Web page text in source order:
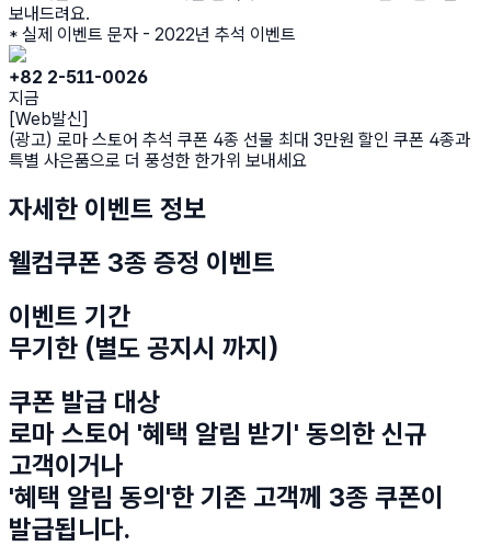
보내드려요.
* 실제 이벤트 문자 - 2022년 추석 이벤트
+82 2-511-0026
지금
[Web발신]
(광고) 로마 스토어 추석 쿠폰 4종 선물 최대 3만원 할인 쿠폰 4종과
특별 사은품으로 더 풍성한 한가위 보내세요
자세한 이벤트 정보
웰컴쿠폰 3종 증정 이벤트
이벤트 기간
무기한 (별도 공지시 까지)
쿠폰 발급 대상
로마 스토어 '혜택 알림 받기' 동의한 신규
고객이거나
'혜택 알림 동의'한 기존 고객께 3종 쿠폰이
발급됩니다.